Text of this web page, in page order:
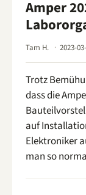
Amper
Tam H. 2023-
Trotz
dass die
auf
Elektroniker
man so